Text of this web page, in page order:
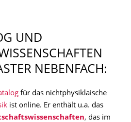
UND
NEBENFACH:
für das nichtphysiklaische
ist online. Er enthält u.a. das
, das im